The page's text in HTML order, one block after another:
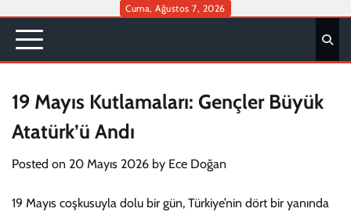
content
Cuma, Ağustos 7, 2026
19 Mayıs Kutlamaları: Gençler Büyük
Atatürk’ü Andı
Posted on 20 Mayıs 2026 by Ece Doğan
19 Mayıs coşkusuyla dolu bir gün, Türkiye’nin dört bir yanında